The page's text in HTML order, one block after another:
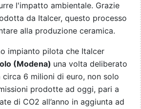
l'impatto ambientale. Grazie
da Italcer, questo processo
alla produzione ceramica.
impianto pilota che Italcer
(Modena) una volta deliberato
6 milioni di euro, non solo
prodotte ad oggi, pari a
di CO2 all’anno in aggiunta ad